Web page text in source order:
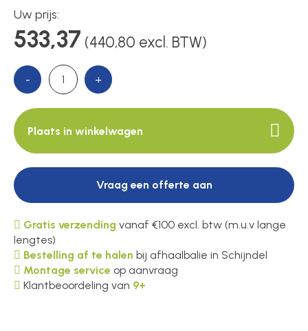
Voedingen
Uw prijs:
533,37 (440,80 excl. BTW)
- +
Plaats in winkelwagen
Vraag een offerte aan
Gratis verzending vanaf €100 excl. btw (m.u.v lange
lengtes)
Bestelling af te halen bij afhaalbalie in Schijndel
Montage service op aanvraag
Klantbeoordeling van 9+